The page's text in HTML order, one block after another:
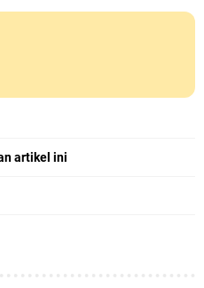
artikel ini